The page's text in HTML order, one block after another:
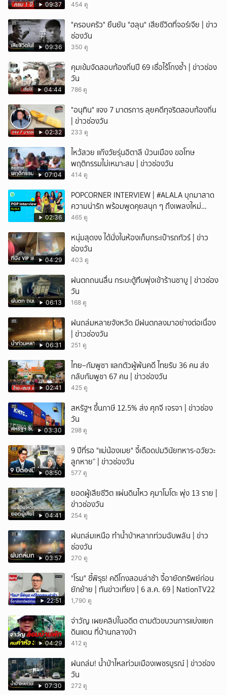
09:37 454 ดู
09:36
"ครอบครัว" ยืนยัน "ฮลุน" เสียชีวิตที่จอร์เจีย | ข่าว
ช่องวัน
350 ดู
04:44
คุมเข้มจัดสอบท้องถิ่นปี 69 เชื่อไร้โกงซ้ำ | ข่าวช่อง
วัน
786 ดู
02:32
"อนุทิน" แจง 7 มาตรการ ลุยคดีทุจริตสอบท้องถิ่น
| ข่าวช่องวัน
233 ดู
07:04
ไหว้สวย แก๊งวัยรุ่นอิตาลี ป่วนเมือง ขอโทษ
พฤติกรรมไม่เหมาะสม | ข่าวช่องวัน
414 ดู
02:36
POPCORNER INTERVIEW | #ALALA บุกมาสาด
ความน่ารัก พร้อมพูดคุยสนุก ๆ ถึงเพลงใหม่
'ON&OFF'
465 ดู
04:29
หนุ่มสุดงง ได้นั่งในห้องเก็บกระเป๋ารถทัวร์ | ข่าว
ช่องวัน
403 ดู
06:13
ฝนตกถนนลื่น กระบะตู้ทึบพุ่งเข้าร้านชาบู | ข่าวช่อง
วัน
168 ดู
06:31
ฝนถล่มหลายจังหวัด มีฝนตกลงมาอย่างต่อเนื่อง
| ข่าวช่องวัน
251 ดู
02:41
ไทย–กัมพูชา แลกตัวผู้พ้นคดี ไทยรับ 36 คน ส่ง
กลับกัมพูชา 67 คน | ข่าวช่องวัน
425 ดู
03:30
สหรัฐฯ ขึ้นภาษี 12.5% ส่ง ศุภจี เจรจา | ข่าวช่อง
วัน
298 ดู
08:50
9 ปีที่รอ "แม่น้องเมย" จี้เดือดปมวินัยทหาร-อวัยวะ
ลูกหาย” | ข่าวช่องวัน
577 ดู
04:41
ยอดผู้เสียชีวิต แผ่นดินไหว คุมาโมโตะ พุ่ง 13 ราย |
ข่าวช่องวัน
254 ดู
03:57
ฝนถล่มเหนือ ทำน้ำป่าหลากท่วมฉับพลัน | ข่าว
ช่องวัน
270 ดู
22:51
"โรม" ชี้พิรุธ! คดีโกงสอบล่าช้า จี้อายัดทรัพย์ก่อน
ยักย้าย | ทันข่าวเที่ยง | 6 ส.ค. 69 | NationTV22
1,790 ดู
04:29
จ่าวัญ เผยคลิปในอดีต ตามตัวขบวนการแบ่งแยก
ดินแดน ที่บ้านกลางป่า
412 ดู
07:30
ฝนถล่ม! น้ำป่าไหลท่วมเมืองเพชรบูรณ์ | ข่าวช่อง
วัน
272 ดู